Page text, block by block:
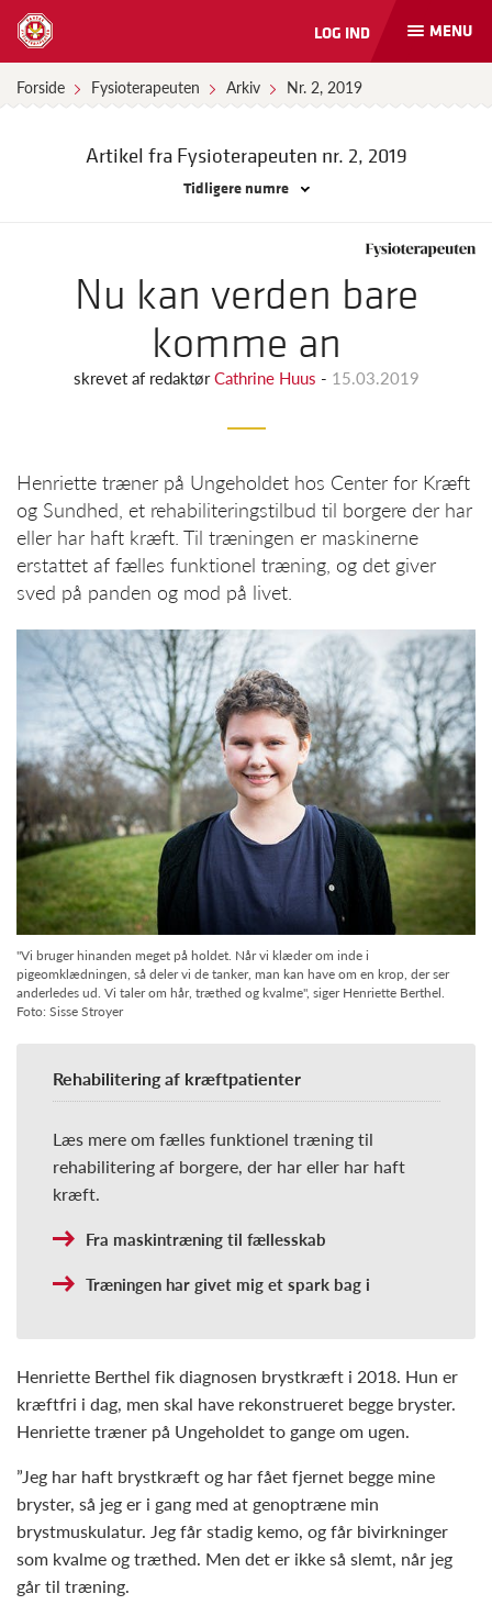
Åbn
og
MENU
LOG IND
Forside Fysioterapeuten Arkiv Nr. 2, 2019
Artikel fra Fysioterapeuten nr. 2, 2019
Tidligere numre
Nu kan verden bare
komme an
skrevet af redaktørCathrine Huus - 15.03.2019
Henriette træner på Ungeholdet hos Center for Kræft
og Sundhed, et rehabiliteringstilbud til borgere der har
eller har haft kræft. Til træningen er maskinerne
erstattet af fælles funktionel træning, og det giver
sved på panden og mod på livet.
"Vi bruger hinanden meget på holdet. Når vi klæder om inde i
pigeomklædningen, så deler vi de tanker, man kan have om en krop, der ser
anderledes ud. Vi taler om hår, træthed og kvalme", siger Henriette Berthel.
Foto: Sisse Stroyer
Rehabilitering af kræftpatienter
Læs mere om fælles funktionel træning til
rehabilitering af borgere, der har eller har haft
kræft.
Fra maskintræning til fællesskab
Træningen har givet mig et spark bag i
Henriette Berthel fik diagnosen brystkræft i 2018. Hun er
kræftfri i dag, men skal have rekonstrueret begge bryster.
Henriette træner på Ungeholdet to gange om ugen.
”Jeg har haft brystkræft og har fået fjernet begge mine
bryster, så jeg er i gang med at genoptræne min
brystmuskulatur. Jeg får stadig kemo, og får bivirkninger
som kvalme og træthed. Men det er ikke så slemt, når jeg
går til træning.